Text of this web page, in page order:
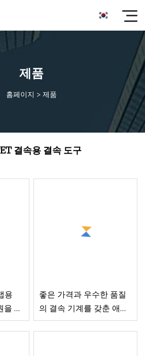
제품
홈페이지 > 제품
결속용 결속 도구
용
사
손 전
좋은 가격과 우수한 품질
의 결속 기계를 갖춘 애완
동물/PP 포장용 배터리 지